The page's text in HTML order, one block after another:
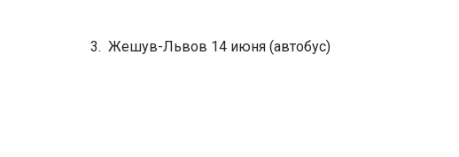
3. Жешув-Львов 14 июня (автобус)